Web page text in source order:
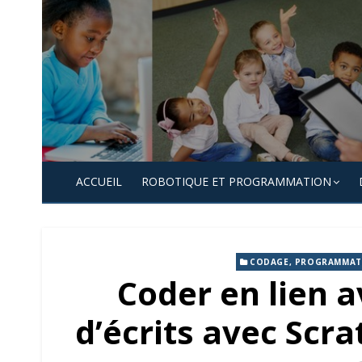
Skip
to
content
ACCUEIL ROBOTIQUE ET PROGRAMMATION
CODAGE,
Coder en lien
d’écrits avec